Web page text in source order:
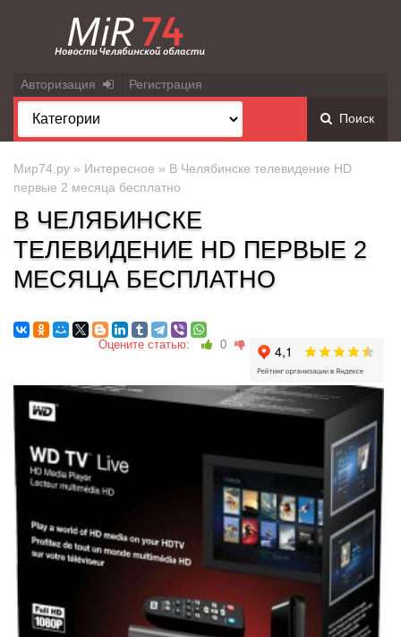
Авторизация Регистрация
Поиск
Мир74.ру » Интересное » В Челябинске телевидение HD
первые 2 месяца бесплатно
В ЧЕЛЯБИНСКЕ
ТЕЛЕВИДЕНИЕ HD ПЕРВЫЕ 2
МЕСЯЦА БЕСПЛАТНО
Оцените статью: 0